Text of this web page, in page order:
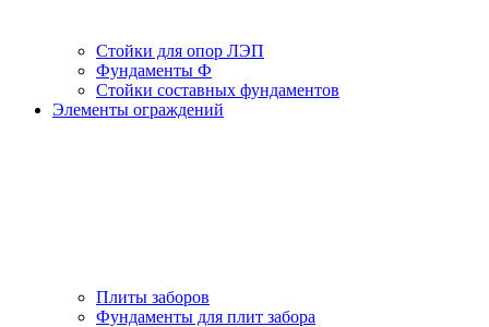
Стойки для опор ЛЭП
Фундаменты Ф
Стойки составных фундаментов
Элементы ограждений
Плиты заборов
Фундаменты для плит забора